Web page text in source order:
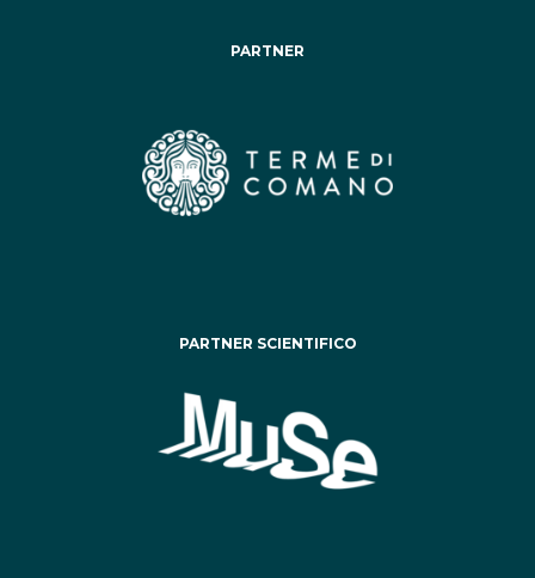
PARTNER
PARTNER SCIENTIFICO